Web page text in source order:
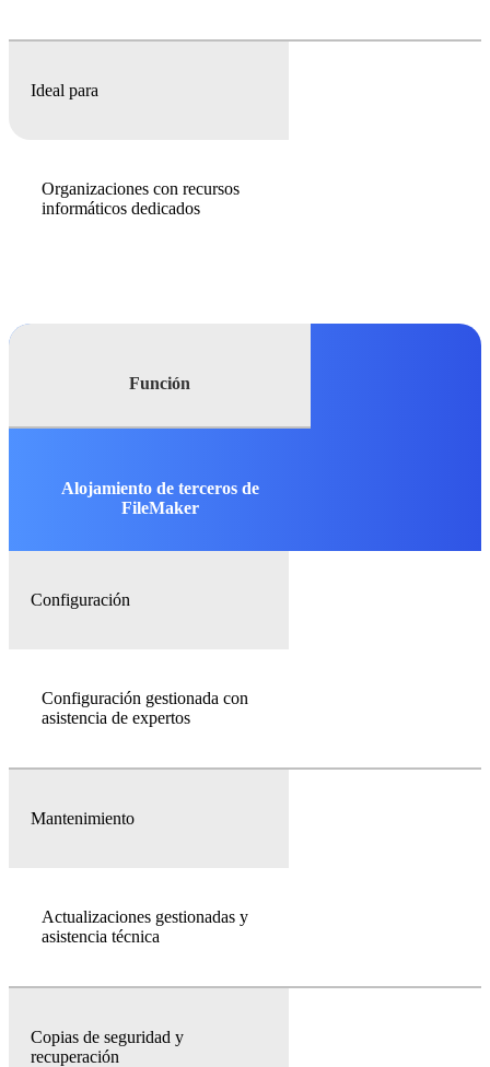
Ideal para
Organizaciones con recursos
informáticos dedicados
Función
Alojamiento de terceros de
FileMaker
Configuración
Configuración gestionada con
asistencia de expertos
Mantenimiento
Actualizaciones gestionadas y
asistencia técnica
Copias de seguridad y
recuperación